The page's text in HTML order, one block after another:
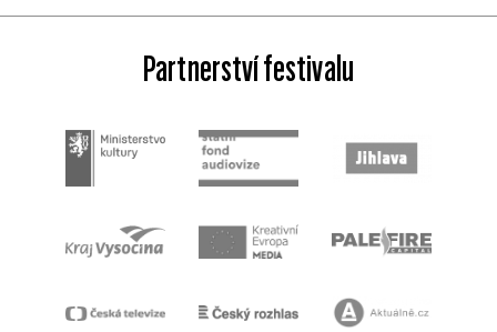
Partnerství festivalu